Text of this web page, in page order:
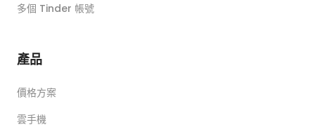
多個 Tinder 帳號
產品
價格方案
雲手機